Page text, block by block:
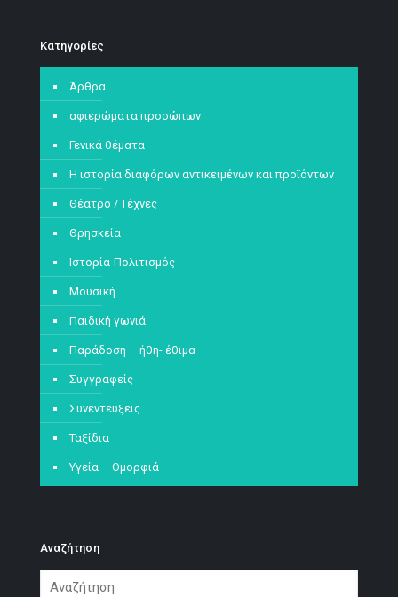
Kατηγορίες
Άρθρα
αφιερώματα προσώπων
Γενικά θέματα
Η ιστορία διαφόρων αντικειμένων και προϊόντων
Θέατρο / Τέχνες
Θρησκεία
Ιστορία-Πολιτισμός
Μουσική
Παιδική γωνιά
Παράδοση – ήθη- έθιμα
Συγγραφείς
Συνεντεύξεις
Ταξίδια
Υγεία – Ομορφιά
Αναζήτηση